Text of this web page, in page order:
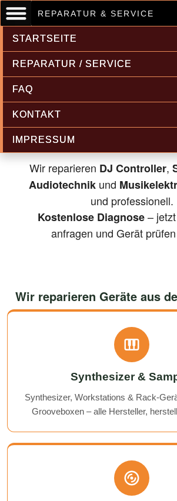
REPARATUR & SERVICE
STARTSEITE
REPARATUR / SERVICE
FAQ
KONTAKT
IMPRESSUM
Musikelektronik &
Reparatur
Wir reparieren DJ Controller,
Audiotechnikund
und professionell.
Kostenlose Diagnose–
anfragen und Gerät
Wir reparieren Geräte aus
Synthesizer &
Synthesizer, Workstations & Rack-
Grooveboxen – alle Hersteller,